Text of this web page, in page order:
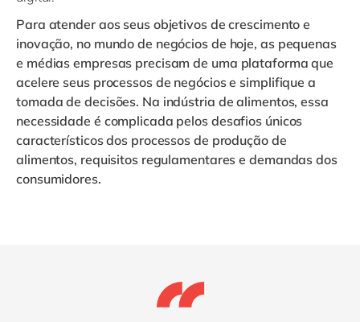
Para atender aos seus objetivos de crescimento e
inovação, no mundo de negócios de hoje, as pequenas
e médias empresas precisam de uma plataforma que
acelere seus processos de negócios e simplifique a
tomada de decisões. Na indústria de alimentos, essa
necessidade é complicada pelos desafios únicos
característicos dos processos de produção de
alimentos, requisitos regulamentares e demandas dos
consumidores.